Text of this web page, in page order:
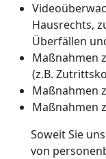
Hausrechts,
Überfällen
Maßnahmen
(z.B.
Maßnahmen
Maßnahmen
Soweit Sie
von